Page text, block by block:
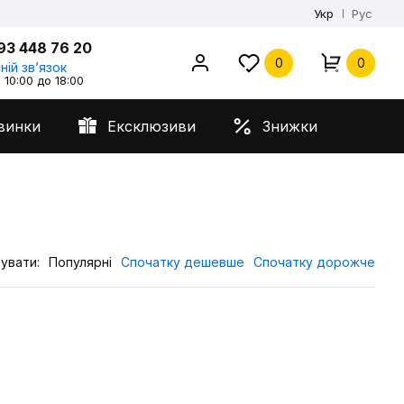
Укр Рус
448 76 20
звʼязок
до 18:00
0 0
Ексклюзиви Знижки
Популярні Спочатку дешевше Спочатку дорожче